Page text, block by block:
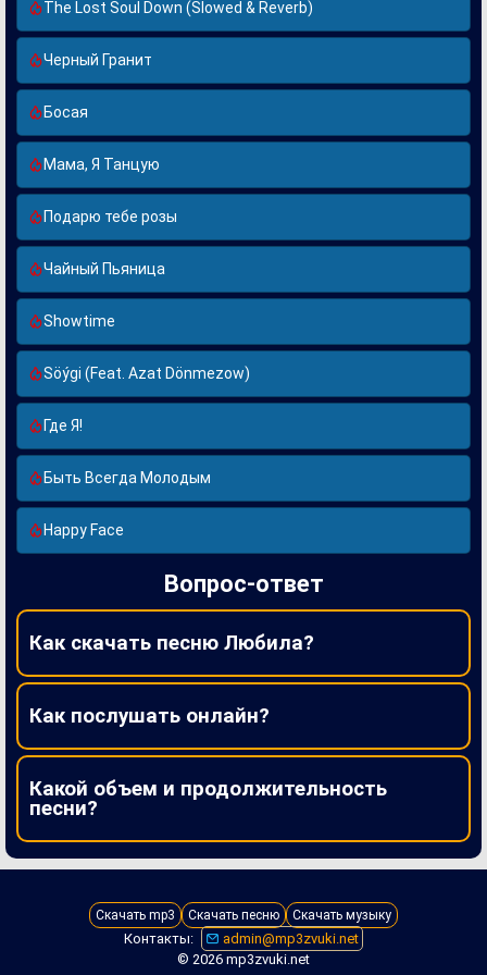
The Lost Soul Down (Slowed & Reverb)
Черный Гранит
Босая
Мама, Я Танцую
Подарю тебе розы
Чайный Пьяница
Showtime
Söýgi (Feat. Azat Dönmezow)
Где Я!
Быть Всегда Молодым
Happy Face
Вопрос-ответ
Как скачать песню Любила?
Как послушать онлайн?
Какой объем и продолжительность
песни?
Скачать mp3 Скачать песню Скачать музыку
Контакты:
admin@mp3zvuki.net
© 2026 mp3zvuki.net